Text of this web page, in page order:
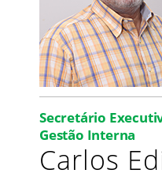
Secretário
Gestão Interna
Carlos